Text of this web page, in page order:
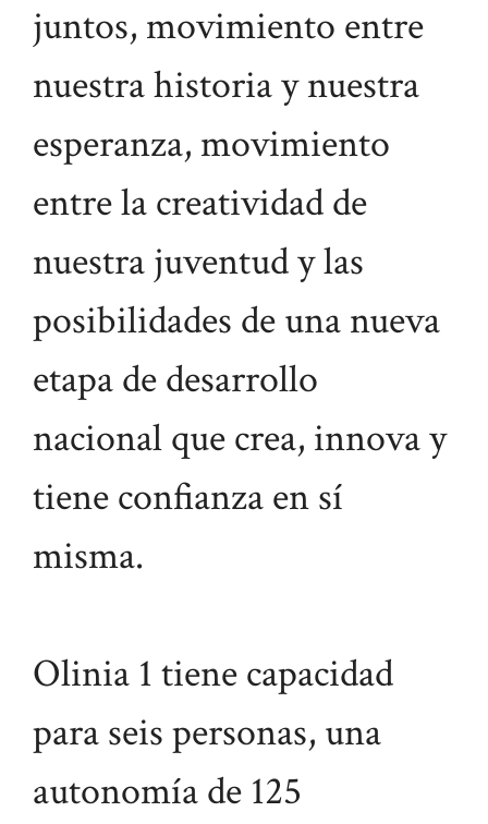
juntos, movimiento entre
nuestra historia y nuestra
esperanza, movimiento
entre la creatividad de
nuestra juventud y las
posibilidades de una nueva
etapa de desarrollo
nacional que crea, innova y
tiene confianza en sí
misma.
Olinia 1 tiene capacidad
para seis personas, una
autonomía de 125